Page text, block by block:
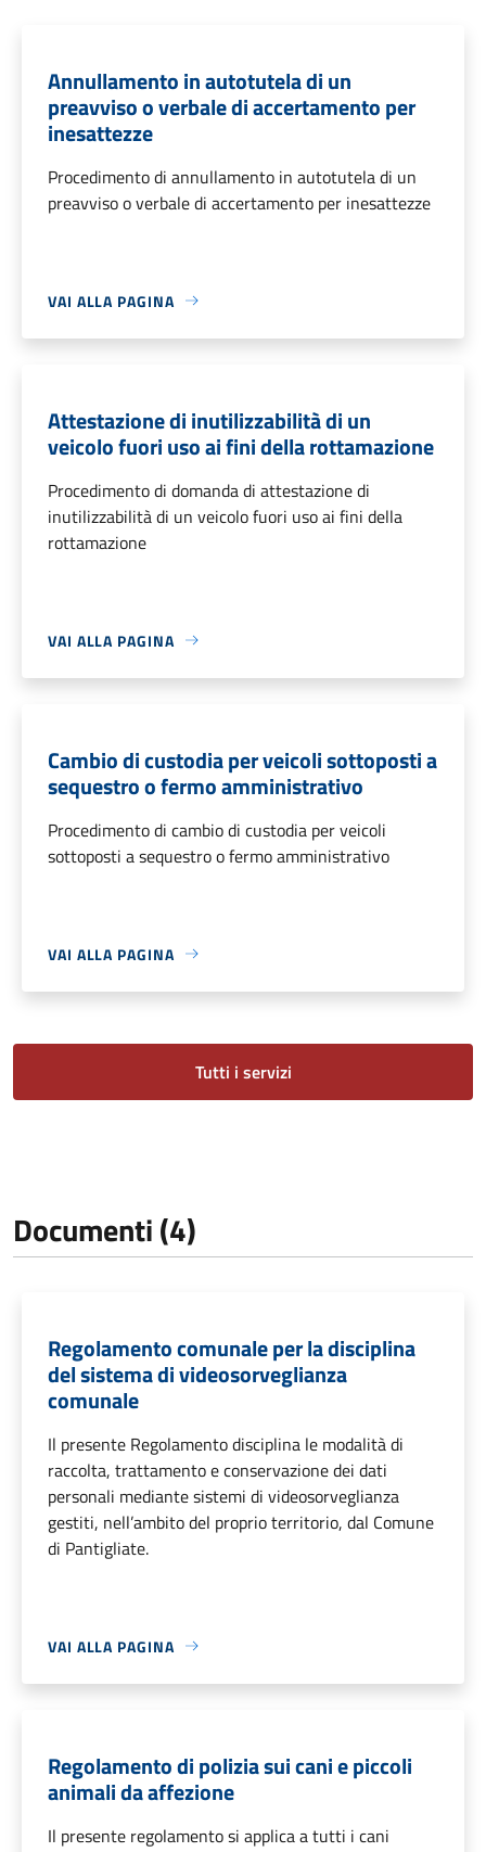
Annullamento in autotutela di un
preavviso o verbale di accertamento per
inesattezze
Procedimento di annullamento in autotutela di un
preavviso o verbale di accertamento per inesattezze
VAI ALLA PAGINA
Attestazione di inutilizzabilità di un
veicolo fuori uso ai fini della rottamazione
Procedimento di domanda di attestazione di
inutilizzabilità di un veicolo fuori uso ai fini della
rottamazione
VAI ALLA PAGINA
Cambio di custodia per veicoli sottoposti a
sequestro o fermo amministrativo
Procedimento di cambio di custodia per veicoli
sottoposti a sequestro o fermo amministrativo
VAI ALLA PAGINA
Tutti i servizi
Documenti (4)
Regolamento comunale per la disciplina
del sistema di videosorveglianza
comunale
Il presente Regolamento disciplina le modalità di
raccolta, trattamento e conservazione dei dati
personali mediante sistemi di videosorveglianza
gestiti, nell’ambito del proprio territorio, dal Comune
di Pantigliate.
VAI ALLA PAGINA
Regolamento di polizia sui cani e piccoli
animali da affezione
Il presente regolamento si applica a tutti i cani